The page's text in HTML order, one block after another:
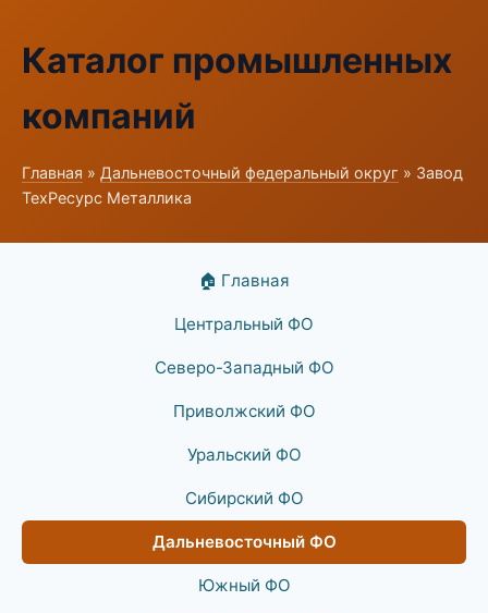
Каталог промышленных
компаний
Главная » Дальневосточный федеральный округ » Завод
ТехРесурс Металлика
🏠 Главная
Центральный ФО
Северо-Западный ФО
Приволжский ФО
Уральский ФО
Сибирский ФО
Дальневосточный ФО
Южный ФО